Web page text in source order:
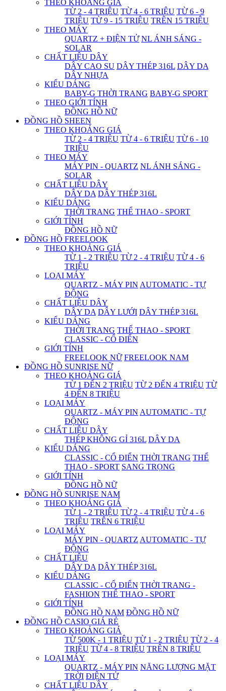
THEO KHOẢNG GIÁ
TỪ 2 - 4 TRIỆU TỪ 4 - 6 TRIỆU TỪ 6 - 9
TRIỆU TỪ 9 - 15 TRIỆU TRÊN 15 TRIỆU
THEO MÁY
QUARTZ + ĐIỆN TỬ NL ÁNH SÁNG -
SOLAR
CHẤT LIỆU DÂY
DÂY CAO SU DÂY THÉP 316L DÂY DA
DÂY NHỰA
KIỂU DÁNG
BABY-G THỜI TRANG BABY-G SPORT
THEO GIỚI TÍNH
ĐỒNG HỒ NỮ
ĐỒNG HỒ SHEEN
THEO KHOẢNG GIÁ
TỪ 2 - 4 TRIỆU TỪ 4 - 6 TRIỆU TỪ 6 - 10
TRIỆU
THEO MÁY
MÁY PIN - QUARTZ NL ÁNH SÁNG -
SOLAR
CHẤT LIỆU DÂY
DÂY DA DÂY THÉP 316L
KIỂU DÁNG
THỜI TRANG THỂ THAO - SPORT
GIỚI TÍNH
ĐỒNG HỒ NỮ
ĐỒNG HỒ FREELOOK
THEO KHOẢNG GIÁ
TỪ 1 - 2 TRIỆU TỪ 2 - 4 TRIỆU TỪ 4 - 6
TRIỆU
LOẠI MÁY
QUARTZ - MÁY PIN AUTOMATIC - TỰ
ĐỘNG
CHẤT LIỆU DÂY
DÂY DA DÂY LƯỚI DÂY THÉP 316L
KIỂU DÁNG
THỜI TRANG THỂ THAO - SPORT
CLASSIC - CỔ ĐIỂN
GIỚI TÍNH
FREELOOK NỮ FREELOOK NAM
ĐỒNG HỒ SUNRISE NỮ
THEO KHOẢNG GIÁ
TỪ 1 ĐẾN 2 TRIỆU TỪ 2 ĐẾN 4 TRIỆU TỪ
4 ĐẾN 8 TRIỆU
LOẠI MÁY
QUARTZ - MÁY PIN AUTOMATIC - TỰ
ĐỘNG
CHẤT LIỆU DÂY
THÉP KHÔNG GỈ 316L DÂY DA
KIỂU DÁNG
CLASSIC - CỔ ĐIỂN THỜI TRANG THỂ
THAO - SPORT SANG TRỌNG
GIỚI TÍNH
ĐỒNG HỒ NỮ
ĐỒNG HỒ SUNRISE NAM
THEO KHOẢNG GIÁ
TỪ 1 - 2 TRIỆU TỪ 2 - 4 TRIỆU TỪ 4 - 6
TRIỆU TRÊN 6 TRIỆU
LOẠI MÁY
MÁY PIN - QUARTZ AUTOMATIC - TỰ
ĐỘNG
CHẤT LIỆU
DÂY DA DÂY THÉP 316L
KIỂU DÁNG
CLASSIC - CỔ ĐIỂN THỜI TRANG -
FASHION THỂ THAO - SPORT
GIỚI TÍNH
ĐỒNG HỒ NAM ĐỒNG HỒ NỮ
ĐỒNG HỒ CASIO GIÁ RẺ
THEO KHOẢNG GIÁ
TỪ 500K - 1 TRIỆU TỪ 1 - 2 TRIỆU TỪ 2 - 4
TRIỆU TỪ 4 - 8 TRIỆU TRÊN 8 TRIỆU
LOẠI MÁY
QUARTZ - MÁY PIN NĂNG LƯỢNG MẶT
TRỜI ĐIỆN TỬ
CHẤT LIỆU DÂY